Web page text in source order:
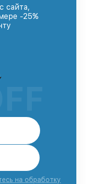
сайта,
-25%
на обработку